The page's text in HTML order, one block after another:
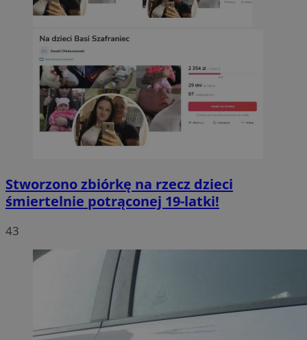
Stworzono zbiórkę na rzecz dzieci
śmiertelnie potrąconej 19-latki!
43